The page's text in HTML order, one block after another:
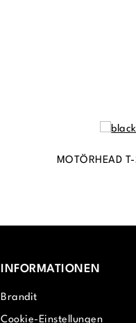
MOTÖRHEAD
INFORMATIONEN
Brandit
Cookie-Einstellungen